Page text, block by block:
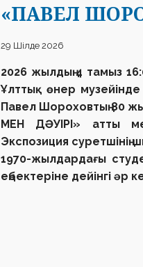
«ПАВЕЛ
29 Шілде 2026
2026 жылдың 4 тамыз
Ұлттық өнер музейінде
Павел Шороховтың80
МЕН ДӘУІРІ» атты
Экспозиция
1970-жылдардағы
еңбектеріне дейінгі әр